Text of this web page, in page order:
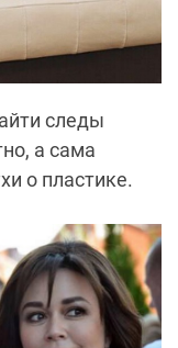
следы
а сама
о пластике.